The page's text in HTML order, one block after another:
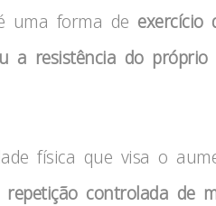
uma forma de exercício
a resistência do próprio
física que visa o
repetição controlada de